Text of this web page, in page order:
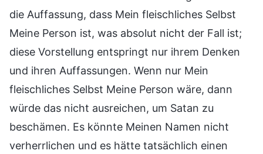
die Auffassung, dass Mein fleischliches Selbst
Meine Person ist, was absolut nicht der Fall ist;
diese Vorstellung entspringt nur ihrem Denken
und ihren Auffassungen. Wenn nur Mein
fleischliches Selbst Meine Person wäre, dann
würde das nicht ausreichen, um Satan zu
beschämen. Es könnte Meinen Namen nicht
verherrlichen und es hätte tatsächlich einen